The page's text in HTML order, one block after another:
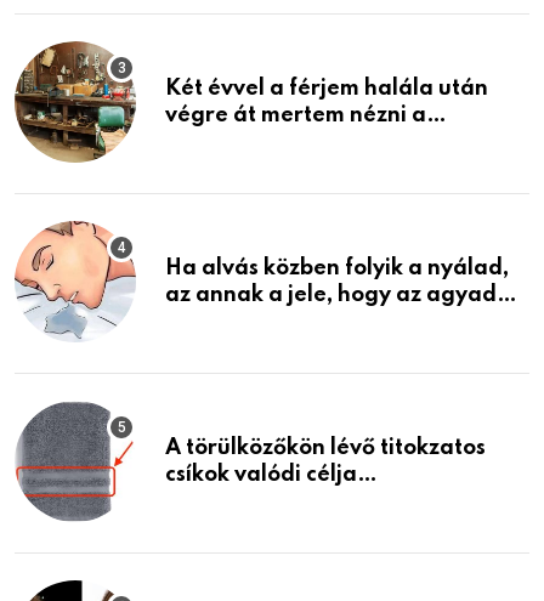
Két évvel a férjem halála után
végre át mertem nézni a
életemet
Ha alvás közben folyik a nyálad,
az annak a jele, hogy az agyad…
A törülközőkön lévő titokzatos
csíkok valódi célja…